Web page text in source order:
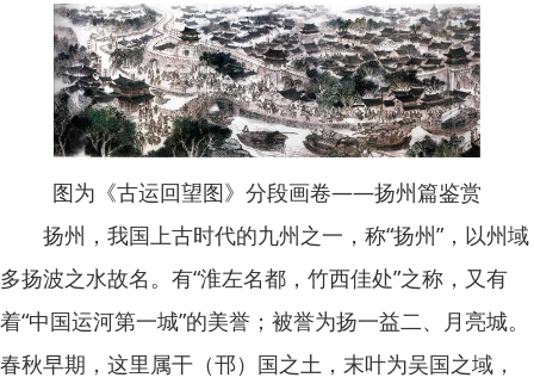
图为《古运回望图》分段画卷——扬州篇鉴赏
扬州，我国上古时代的九州之一，称“扬州”，以州域
多扬波之水故名。有“淮左名都，竹西佳处”之称，又有
着“中国运河第一城”的美誉；被誉为扬一益二、月亮城。
春秋早期，这里属干（邗）国之土，末叶为吴国之域，